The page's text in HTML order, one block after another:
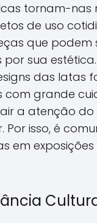
tornam-nas
de uso
que podem
sua
das latas
com grande
a atenção do
Por isso, é
em